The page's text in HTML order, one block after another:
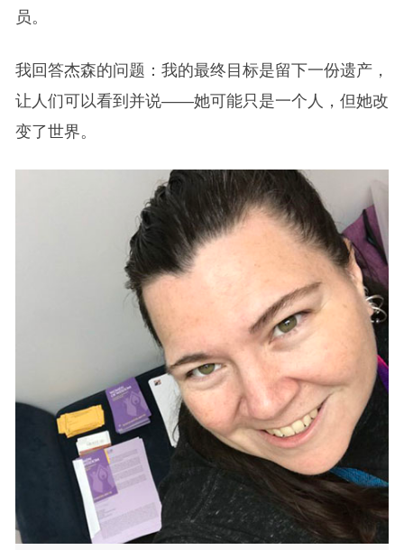
员。
我回答杰森的问题：我的最终目标是留下一份遗产，
让人们可以看到并说——她可能只是一个人，但她改
变了世界。